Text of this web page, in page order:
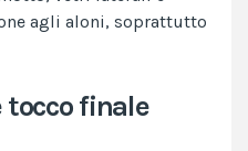
agli aloni, soprattutto
tocco finale